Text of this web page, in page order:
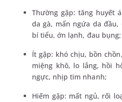
Thường gặp: tăng huyết
da gà, mẩn ngứa da
bí tiểu, ớn lạnh, đau bụng;
Ít gặp: khó chịu, bồn
miệng khô, lo lắng, hồi
ngực, nhịp tim nhanh;
Hiếm gặp: mất ngủ, rối